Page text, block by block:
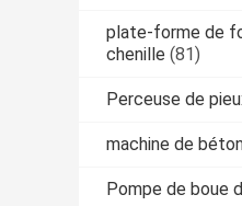
plate-forme de
chenille (81)
Perceuse de
machine de
Pompe de boue